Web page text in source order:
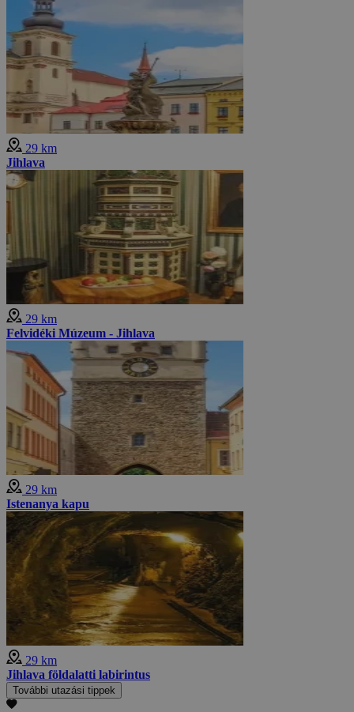
29 km
Jihlava
29 km
Felvidéki Múzeum - Jihlava
29 km
Istenanya kapu
29 km
Jihlava földalatti labirintus
További utazási tippek